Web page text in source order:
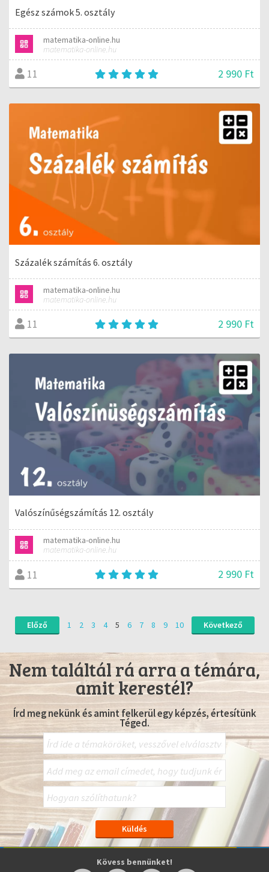
Egész számok 5. osztály
matematika-online.hu
matematika-online.hu
11 2 990 Ft
Százalék számítás 6. osztály
matematika-online.hu
matematika-online.hu
11 2 990 Ft
Valószínűségszámítás 12. osztály
matematika-online.hu
matematika-online.hu
11 2 990 Ft
Előző 1 2 3 4 5 6 7 8 9 10 Következő
Nem találtál rá arra a témára,
amit kerestél?
Írd meg nekünk és amint felkerül egy képzés, értesítünk
Téged.
Kövess bennünket!